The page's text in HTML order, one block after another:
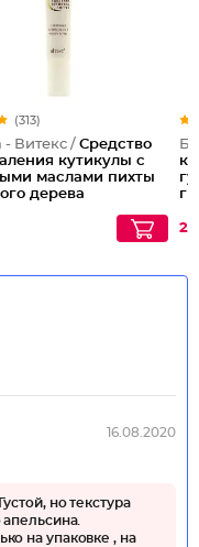
(313)
- Витекс / Средство
кутикулы с
маслами пихты
дерева
16.08.2020
но текстура
на упаковке , на